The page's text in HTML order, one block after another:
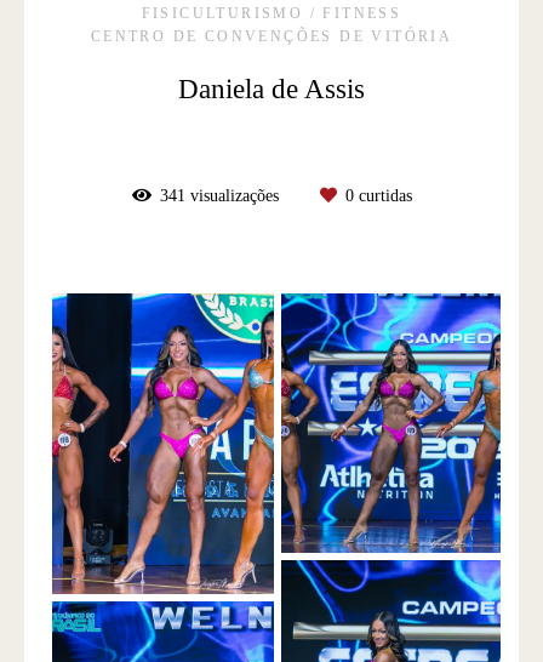
FISICULTURISMO / FITNESS
CENTRO DE CONVENÇÕES DE VITÓRIA
Daniela de Assis
341 visualizações 0curtidas